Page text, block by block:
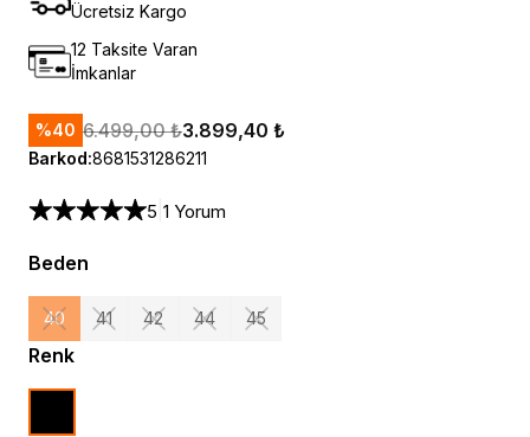
Ücretsiz Kargo
12 Taksite Varan
İmkanlar
%40 6.499,00 ₺3.899,40 ₺
Barkod:8681531286211
5 1 Yorum
Beden
40 41 42 44 45
Renk